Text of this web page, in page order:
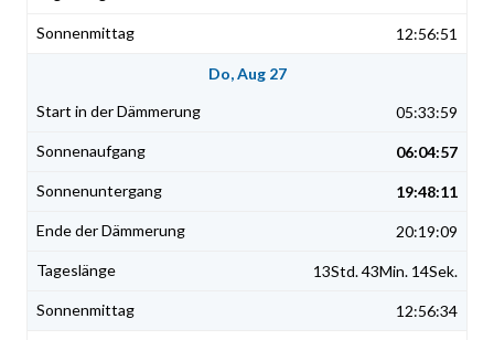
12:56:51
Do, Aug 27
05:33:59
06:04:57
19:48:11
20:19:09
13Std. 43Min. 14Sek.
12:56:34